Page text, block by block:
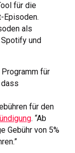
für die
Episoden.
als
und
für
für den
. “Ab
Gebühr von 5%